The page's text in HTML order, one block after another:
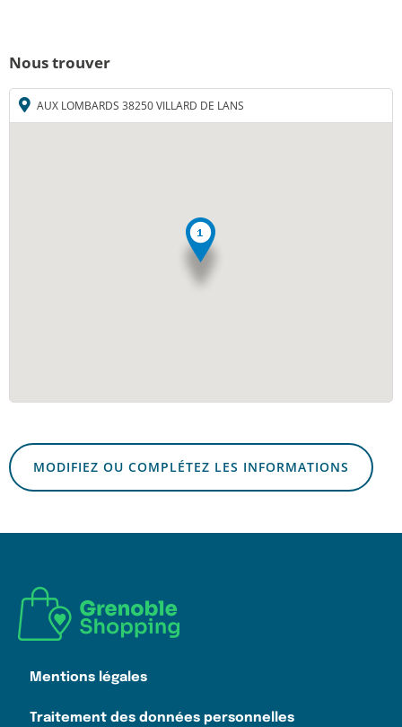
Nous trouver
AUX LOMBARDS 38250 VILLARD DE LANS
MODIFIEZ OU COMPLÉTEZ LES INFORMATIONS
Mentions légales
Traitement des données personnelles